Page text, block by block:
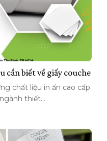
cần biết về giấy couche
chất liệu in ấn cao cấp
thiết...